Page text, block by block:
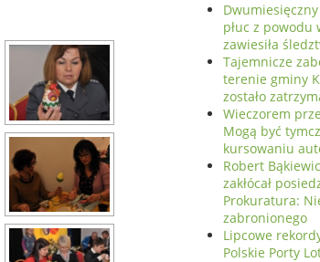
płuc z
zawiesiła
Tajemnicze
terenie gminy
zostało
Wieczorem
Mogą być
kursowaniu
Robert
zakłócał
Prokuratura:
zabronionego
Lipcowe
Polskie Porty